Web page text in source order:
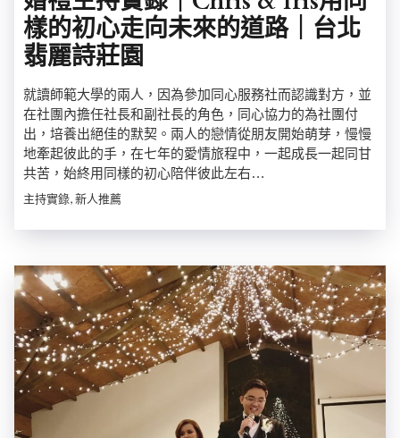
樣的初心走向未來的道路｜台北
翡麗詩莊園
就讀師範大學的兩人，因為參加同心服務社而認識對方，並
在社團內擔任社長和副社長的角色，同心協力的為社團付
出，培養出絕佳的默契。兩人的戀情從朋友開始萌芽，慢慢
地牽起彼此的手，在七年的愛情旅程中，一起成長一起同甘
共苦，始終用同樣的初心陪伴彼此左右…
主持實錄, 新人推薦